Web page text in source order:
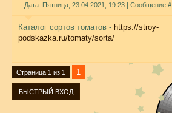
Дата: Пятница, 23.04.2021, 19:23 | Сообщение #
Каталог сортов томатов - https://stroy-
podskazka.ru/tomaty/sorta/
Страница 1 из 1 1